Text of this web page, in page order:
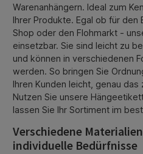
Warenanhängern. Ideal zum
Ihrer Produkte. Egal ob für den
Shop oder den Flohmarkt -
einsetzbar. Sie sind leicht zu
und können in verschiedenen
werden. So bringen Sie
Ihren Kunden leicht, genau
Nutzen Sie unsere
lassen Sie Ihr Sortiment im
Verschiedene
individuelle Bedürfnisse